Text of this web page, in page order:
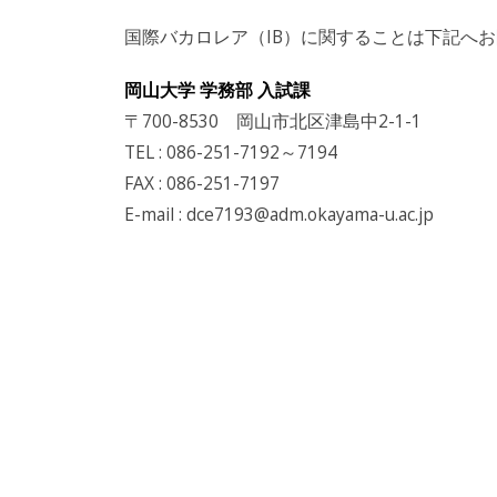
国際バカロレア（IB）に関することは下記へお
岡山大学 学務部 入試課
〒700-8530 岡山市北区津島中2-1-1
TEL : 086-251-7192～7194
FAX : 086-251-7197
E-mail : dce7193@adm.okayama-u.ac.jp